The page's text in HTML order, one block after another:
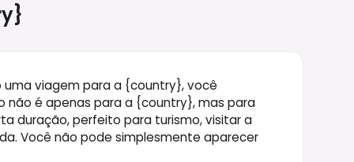
uma viagem para a {country}, você
não é apenas para a {country}, mas para
duração, perfeito para turismo, visitar a
Você não pode simplesmente aparecer